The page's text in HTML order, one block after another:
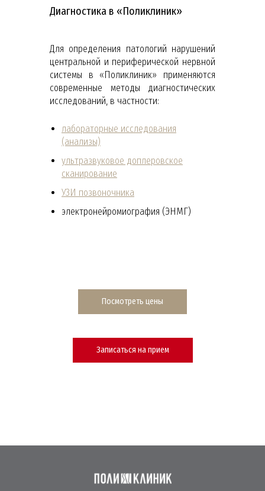
Диагностика в «Поликлиник»
Для определения патологий нарушений
центральной и периферической нервной
системы в «Поликлиник» применяются
современные методы диагностических
исследований, в частности:
лабораторные исследования
(анализы)
ультразвуковое доплеровское
сканирование
УЗИ позвоночника
электронейромиография (ЭНМГ)
Посмотреть цены
Записаться на прием